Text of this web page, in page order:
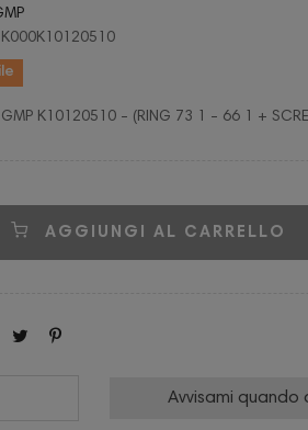
K000K10120510
GMP K10120510 - (RING 73 1 - 66 1 +
AGGIUNGI AL CARRELLO
Avvisami quando